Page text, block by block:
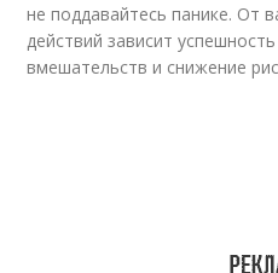
не поддавайтесь панике. От
действий зависит
вмешательств и снижение